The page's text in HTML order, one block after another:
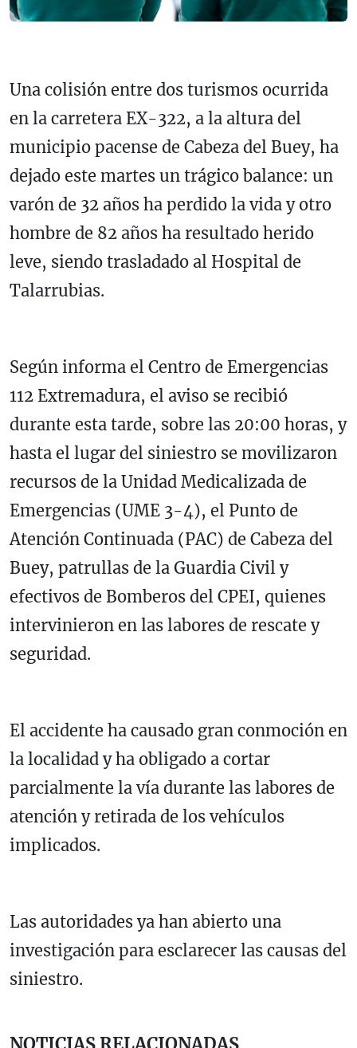
Una colisión entre dos turismos ocurrida
en la carretera EX-322, a la altura del
municipio pacense de Cabeza del Buey, ha
dejado este martes un trágico balance: un
varón de 32 años ha perdido la vida y otro
hombre de 82 años ha resultado herido
leve, siendo trasladado al Hospital de
Talarrubias.
Según informa el Centro de Emergencias
112 Extremadura, el aviso se recibió
durante esta tarde, sobre las 20:00 horas, y
hasta el lugar del siniestro se movilizaron
recursos de la Unidad Medicalizada de
Emergencias (UME 3-4), el Punto de
Atención Continuada (PAC) de Cabeza del
Buey, patrullas de la Guardia Civil y
efectivos de Bomberos del CPEI, quienes
intervinieron en las labores de rescate y
seguridad.
El accidente ha causado gran conmoción en
la localidad y ha obligado a cortar
parcialmente la vía durante las labores de
atención y retirada de los vehículos
implicados.
Las autoridades ya han abierto una
investigación para esclarecer las causas del
siniestro.